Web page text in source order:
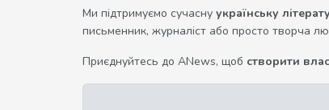
Ми підтримуємо сучасну українську
письменник, журналіст або просто творча
Приєднуйтесь до ANews, щоб створити